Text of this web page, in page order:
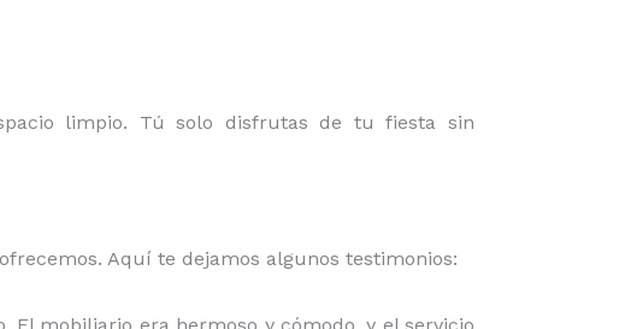
limpio. Tú solo disfrutas de tu fiesta sin
Aquí te dejamos algunos testimonios:
mobiliario era hermoso y cómodo, y el servicio